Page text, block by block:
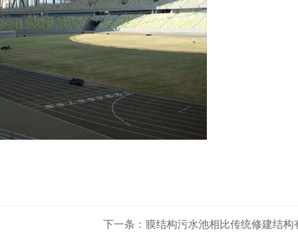
下一条： 膜结构污水池相比传统修建结构